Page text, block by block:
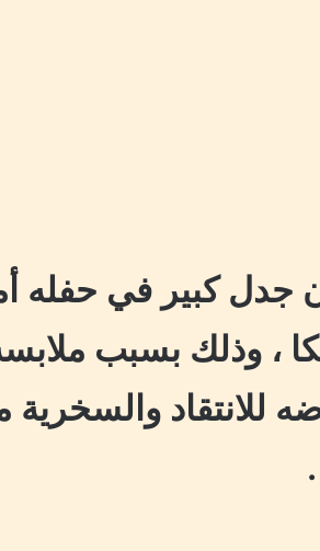
جدل كبير في حفله
، وذلك بسبب
للانتقاد